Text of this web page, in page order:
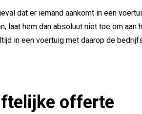
dat er iemand aankomt in een
laat hem dan absoluut niet toe om aan
in een voertuig met daarop de
offerte